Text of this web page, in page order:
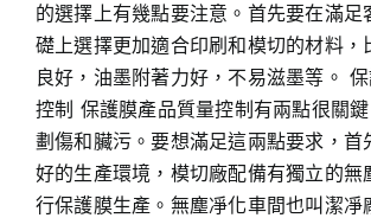
的選擇上有幾點要注意。首先要在滿足
礎上選擇更加適合印刷和模切的材料，
良好，油墨附著力好，不易滋墨等。
控制 保護膜產品質量控制有兩點很關
劃傷和臟污。要想滿足這兩點要求，首
好的生產環境，模切廠配備有獨立的無
行保護膜生產。無塵凈化車間也叫潔凈